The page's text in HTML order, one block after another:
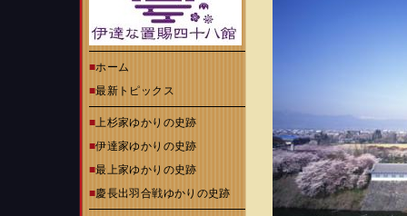
■ホーム
■最新トピックス
■上杉家ゆかりの史跡
■伊達家ゆかりの史跡
■最上家ゆかりの史跡
■慶長出羽合戦ゆかりの史跡